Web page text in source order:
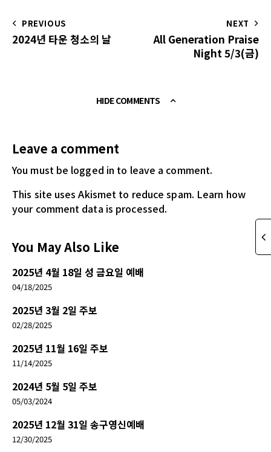
PREVIOUS
2024년 타운 청소의 날
NEXT
All Generation Praise
Night 5/3(금)
HIDE COMMENTS
Leave a comment
You must be logged in to leave a comment.
This site uses Akismet to reduce spam. Learn how
your comment data is processed.
You May Also Like
2025년 4월 18일 성 금요일 예배
04/18/2025
2025년 3월 2일 주보
02/28/2025
2025년 11월 16일 주보
11/14/2025
2024년 5월 5일 주보
05/03/2024
2025년 12월 31일 송구영신예배
12/30/2025